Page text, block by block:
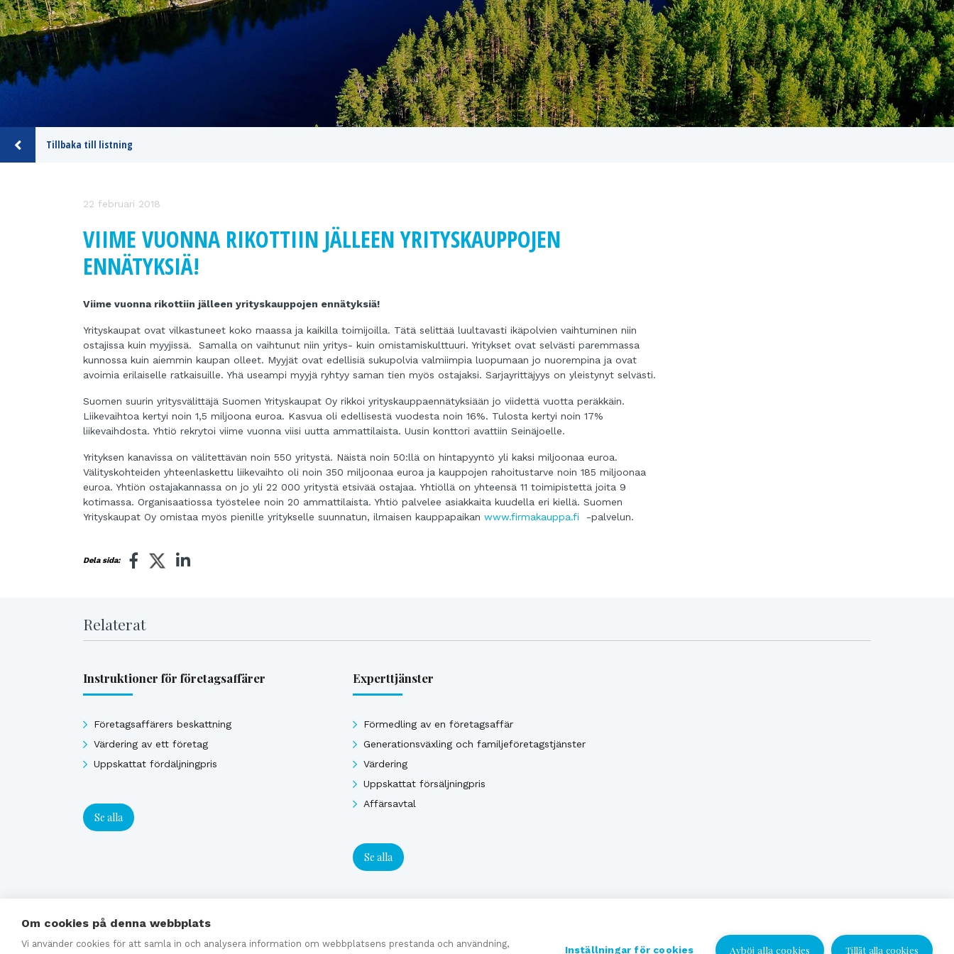
Tillbaka till listning
22 februari 2018
VIIME VUONNA RIKOTTIIN JÄLLEEN YRITYSKAUPPOJEN
ENNÄTYKSIÄ!
Viime vuonna rikottiin jälleen yrityskauppojen ennätyksiä!
Yrityskaupat ovat vilkastuneet koko maassa ja kaikilla toimijoilla. Tätä selittää luultavasti ikäpolvien vaihtuminen niin
ostajissa kuin myyjissä. Samalla on vaihtunut niin yritys- kuin omistamiskulttuuri. Yritykset ovat selvästi paremmassa
kunnossa kuin aiemmin kaupan olleet. Myyjät ovat edellisiä sukupolvia valmiimpia luopumaan jo nuorempina ja ovat
avoimia erilaiselle ratkaisuille. Yhä useampi myyjä ryhtyy saman tien myös ostajaksi. Sarjayrittäjyys on yleistynyt selvästi.
Suomen suurin yritysvälittäjä Suomen Yrityskaupat Oy rikkoi yrityskauppaennätyksiään jo viidettä vuotta peräkkäin.
Liikevaihtoa kertyi noin 1,5 miljoona euroa. Kasvua oli edellisestä vuodesta noin 16%. Tulosta kertyi noin 17%
liikevaihdosta. Yhtiö rekrytoi viime vuonna viisi uutta ammattilaista. Uusin konttori avattiin Seinäjoelle.
Yrityksen kanavissa on välitettävän noin 550 yritystä. Näistä noin 50:llä on hintapyyntö yli kaksi miljoonaa euroa.
Välityskohteiden yhteenlaskettu liikevaihto oli noin 350 miljoonaa euroa ja kauppojen rahoitustarve noin 185 miljoonaa
euroa. Yhtiön ostajakannassa on jo yli 22 000 yritystä etsivää ostajaa. Yhtiöllä on yhteensä 11 toimipistettä joita 9
kotimassa. Organisaatiossa työstelee noin 20 ammattilaista. Yhtiö palvelee asiakkaita kuudella eri kiellä. Suomen
Yrityskaupat Oy omistaa myös pienille yritykselle suunnatun, ilmaisen kauppapaikan www.firmakauppa.fi -palvelun.
Dela sida:
Relaterat
Instruktioner för företagsaffärer
Företagsaffärers beskattning
Värdering av ett företag
Uppskattat fördäljningpris
Se alla
Experttjänster
Förmedling av en företagsaffär
Generationsväxling och familjeföretagstjänster
Värdering
Uppskattat försäljningpris
Affärsavtal
Se alla
Om cookies på denna webbplats
Vi använder cookies för att samla in och analysera information om webbplatsens prestanda och användning, Inställningar för cookies Avböj alla cookies Tillåt alla cookies